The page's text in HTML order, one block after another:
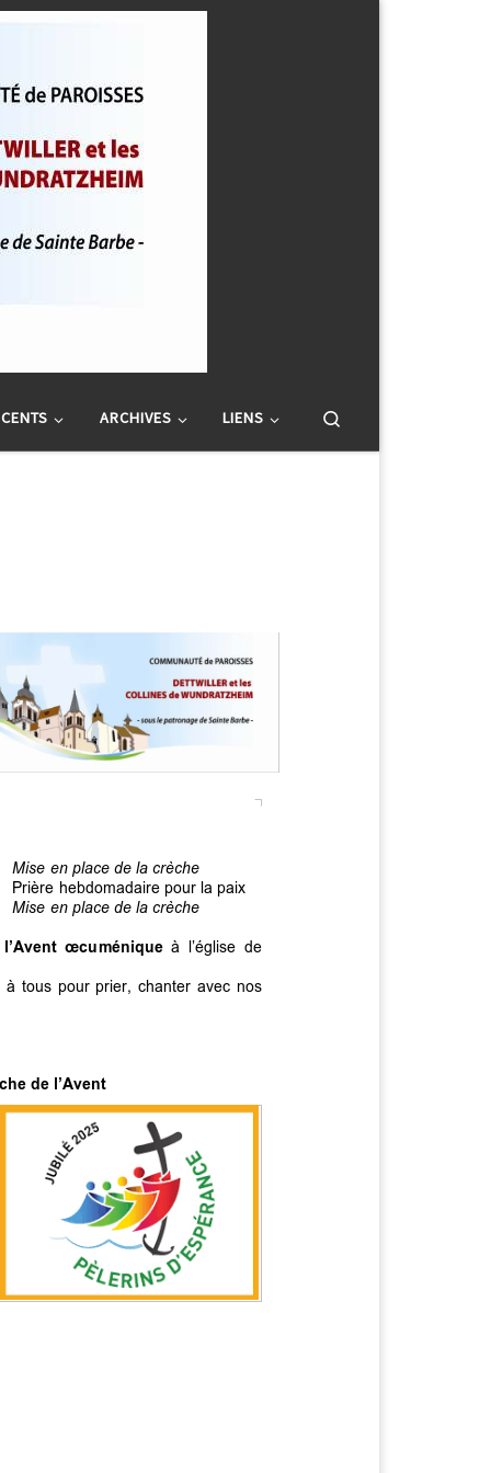
ARCHIVES LIENS